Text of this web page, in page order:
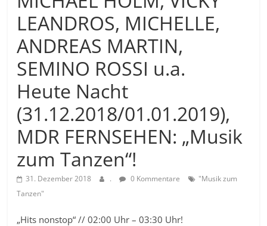
LEANDROS, MICHELLE,
ANDREAS MARTIN,
SEMINO ROSSI u.a.
Heute Nacht
(31.12.2018/01.01.2019),
MDR FERNSEHEN: „Musik
zum Tanzen“!
31. Dezember 2018 . 0 Kommentare
"Musik zum
Tanzen"
„Hits nonstop“ // 02:00 Uhr – 03:30 Uhr!